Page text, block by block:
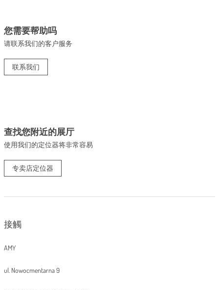
您需要帮助吗
请联系我们的客户服务
联系我们
查找您附近的展厅
使用我们的定位器将非常容易
专卖店定位器
接觸
AMY
ul. Nowocmentarna 9